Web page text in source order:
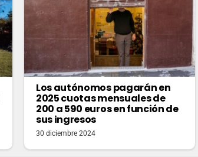
Los autónomos pagarán en
2025 cuotas mensuales de
200 a 590 euros en función de
sus ingresos
30 diciembre 2024